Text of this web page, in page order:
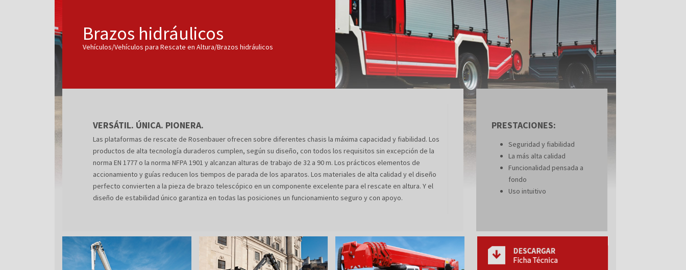
Brazos hidráulicos
Vehículos/Vehículos para Rescate en Altura/Brazos hidráulicos
VERSÁTIL. ÚNICA. PIONERA.
Las plataformas de rescate de Rosenbauer ofrecen sobre diferentes chasis la máxima capacidad y fiabilidad. Los
productos de alta tecnología duraderos cumplen, según su diseño, con todos los requisitos sin excepción de la
norma EN 1777 o la norma NFPA 1901 y alcanzan alturas de trabajo de 32 a 90 m. Los prácticos elementos de
accionamiento y guías reducen los tiempos de parada de los aparatos. Los materiales de alta calidad y el diseño
perfecto convierten a la pieza de brazo telescópico en un componente excelente para el rescate en altura. Y el
diseño de estabilidad único garantiza en todas las posiciones un funcionamiento seguro y con apoyo.
PRESTACIONES:
Seguridad y fiabilidad
La más alta calidad
Funcionalidad pensada a
fondo
Uso intuitivo